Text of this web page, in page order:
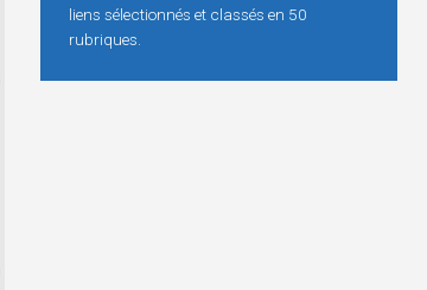
liens sélectionnés et classés en 50
rubriques.